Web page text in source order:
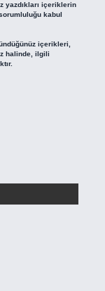
yazdıkları içeriklerin
kabul
içerikleri,
halinde, ilgili